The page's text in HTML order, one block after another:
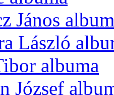
János
László
albuma
József